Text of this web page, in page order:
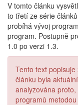
V tomto článku
to třetí ze série
probíhá vývoj
program. Postupně
1.0 po verzi 1.3.
Tento text
článku byla
analyzována
programů